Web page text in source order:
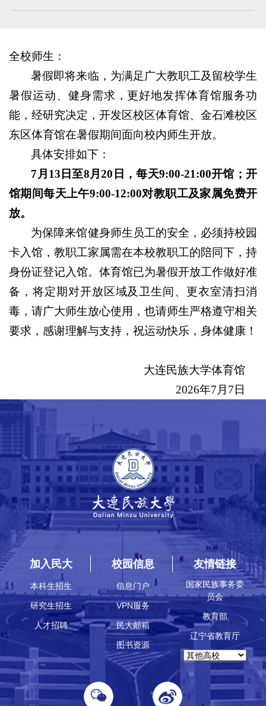
全校师生：
暑假即将来临，为满足广大教职工及留校学生
暑假运动、健身需求，更好地发挥体育馆服务功
能，经研究决定，开发区校区体育馆、金石滩校区
东区体育馆在暑假期间面向校内师生开放。
具体安排如下：
7月13日至8月20日，每天9:00-21:00开馆；开
馆期间每天上午9:00-12:00对教职工及家属免费开
放。
为保障来馆健身师生员工的安全，必须持校园
卡入馆，教职工家属需在本校教职工的陪同下，持
身份证登记入馆。体育馆已为暑假开放工作做好准
备，将定期对开放区域及卫生间、更衣室清扫消
毒，请广大师生放心使用，也请师生严格遵守相关
要求，感谢理解与支持，祝运动快乐，身体健康！
大连民族大学体育馆
2026年7月7日
加入民大
本科生招生
研究生招生
人才招聘
校园信息
信息门户
VPN服务
民大邮箱
图书资源
友情链接
国家民族事务委
员会
教育部
辽宁省教育厅